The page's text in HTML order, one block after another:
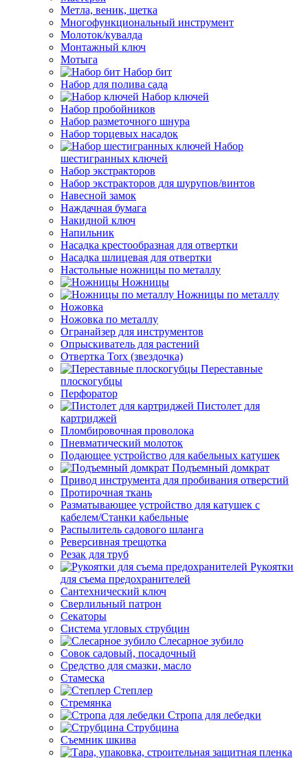
Метла, веник, щетка
Многофункциональный инструмент
Молоток/кувалда
Монтажный ключ
Мотыга
Набор бит
Набор для полива сада
Набор ключей
Набор пробойников
Набор разметочного шнура
Набор торцевых насадок
Набор
шестигранных ключей
Набор экстракторов
Набор экстракторов для шурупов/винтов
Навесной замок
Наждачная бумага
Накидной ключ
Напильник
Насадка крестообразная для отвертки
Насадка шлицевая для отвертки
Настольные ножницы по металлу
Ножницы
Ножницы по металлу
Ножовка
Ножовка по металлу
Огранайзер для инструментов
Опрыскиватель для растений
Отвертка Torx (звездочка)
Переставные
плоскогубцы
Перфоратор
Пистолет для
картриджей
Пломбировочная проволока
Пневматический молоток
Подающее устройство для кабельных катушек
Подъемный домкрат
Привод инструмента для пробивания отверстий
Протирочная ткань
Разматывающее устройство для катушек с
кабелем/Станки кабельные
Распылитель садового шланга
Реверсивная трещотка
Резак для труб
Рукоятки
для съема предохранителей
Сантехнический ключ
Сверлильный патрон
Секаторы
Система угловых струбцин
Слесарное зубило
Совок садовый, посадочный
Средство для смазки, масло
Стамеска
Степлер
Стремянка
Стропа для лебедки
Струбцина
Съемник шкива